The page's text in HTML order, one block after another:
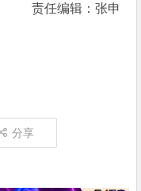
责任编辑：张申
分享